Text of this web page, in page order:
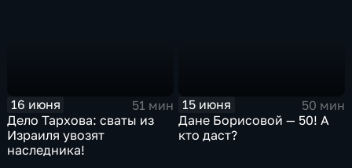
16 июня
51 мин
Дело Тархова: сваты из
Израиля увозят
наследника!
15 июня
50 мин
Дане Борисовой — 50! А
кто даст?